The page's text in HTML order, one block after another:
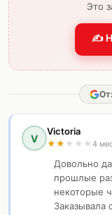
Это
✍️
V
Victoria
★ ★ ★ ★ ★ 4
Довольно
прошлые
некоторые
Заказывала